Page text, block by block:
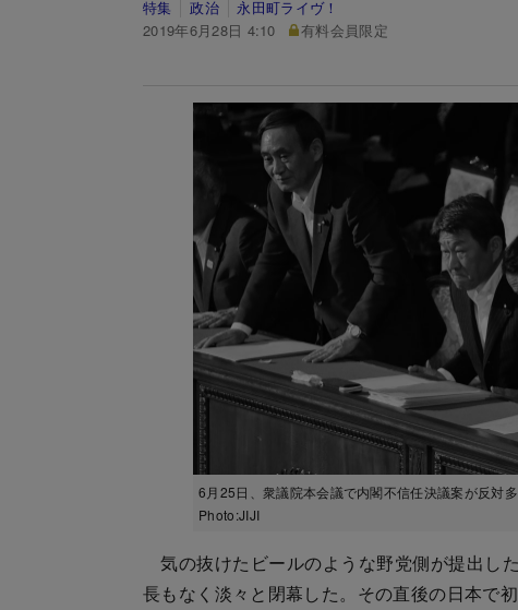
特集 政治
永田町ライヴ！
2019年6月28日 4:10
有料会員限定
6月25日、衆議院本会議で内閣不信任決議案が反対
Photo:JIJI
気の抜けたビールのような野党側が提出し
長もなく淡々と閉幕した。その直後の日本で